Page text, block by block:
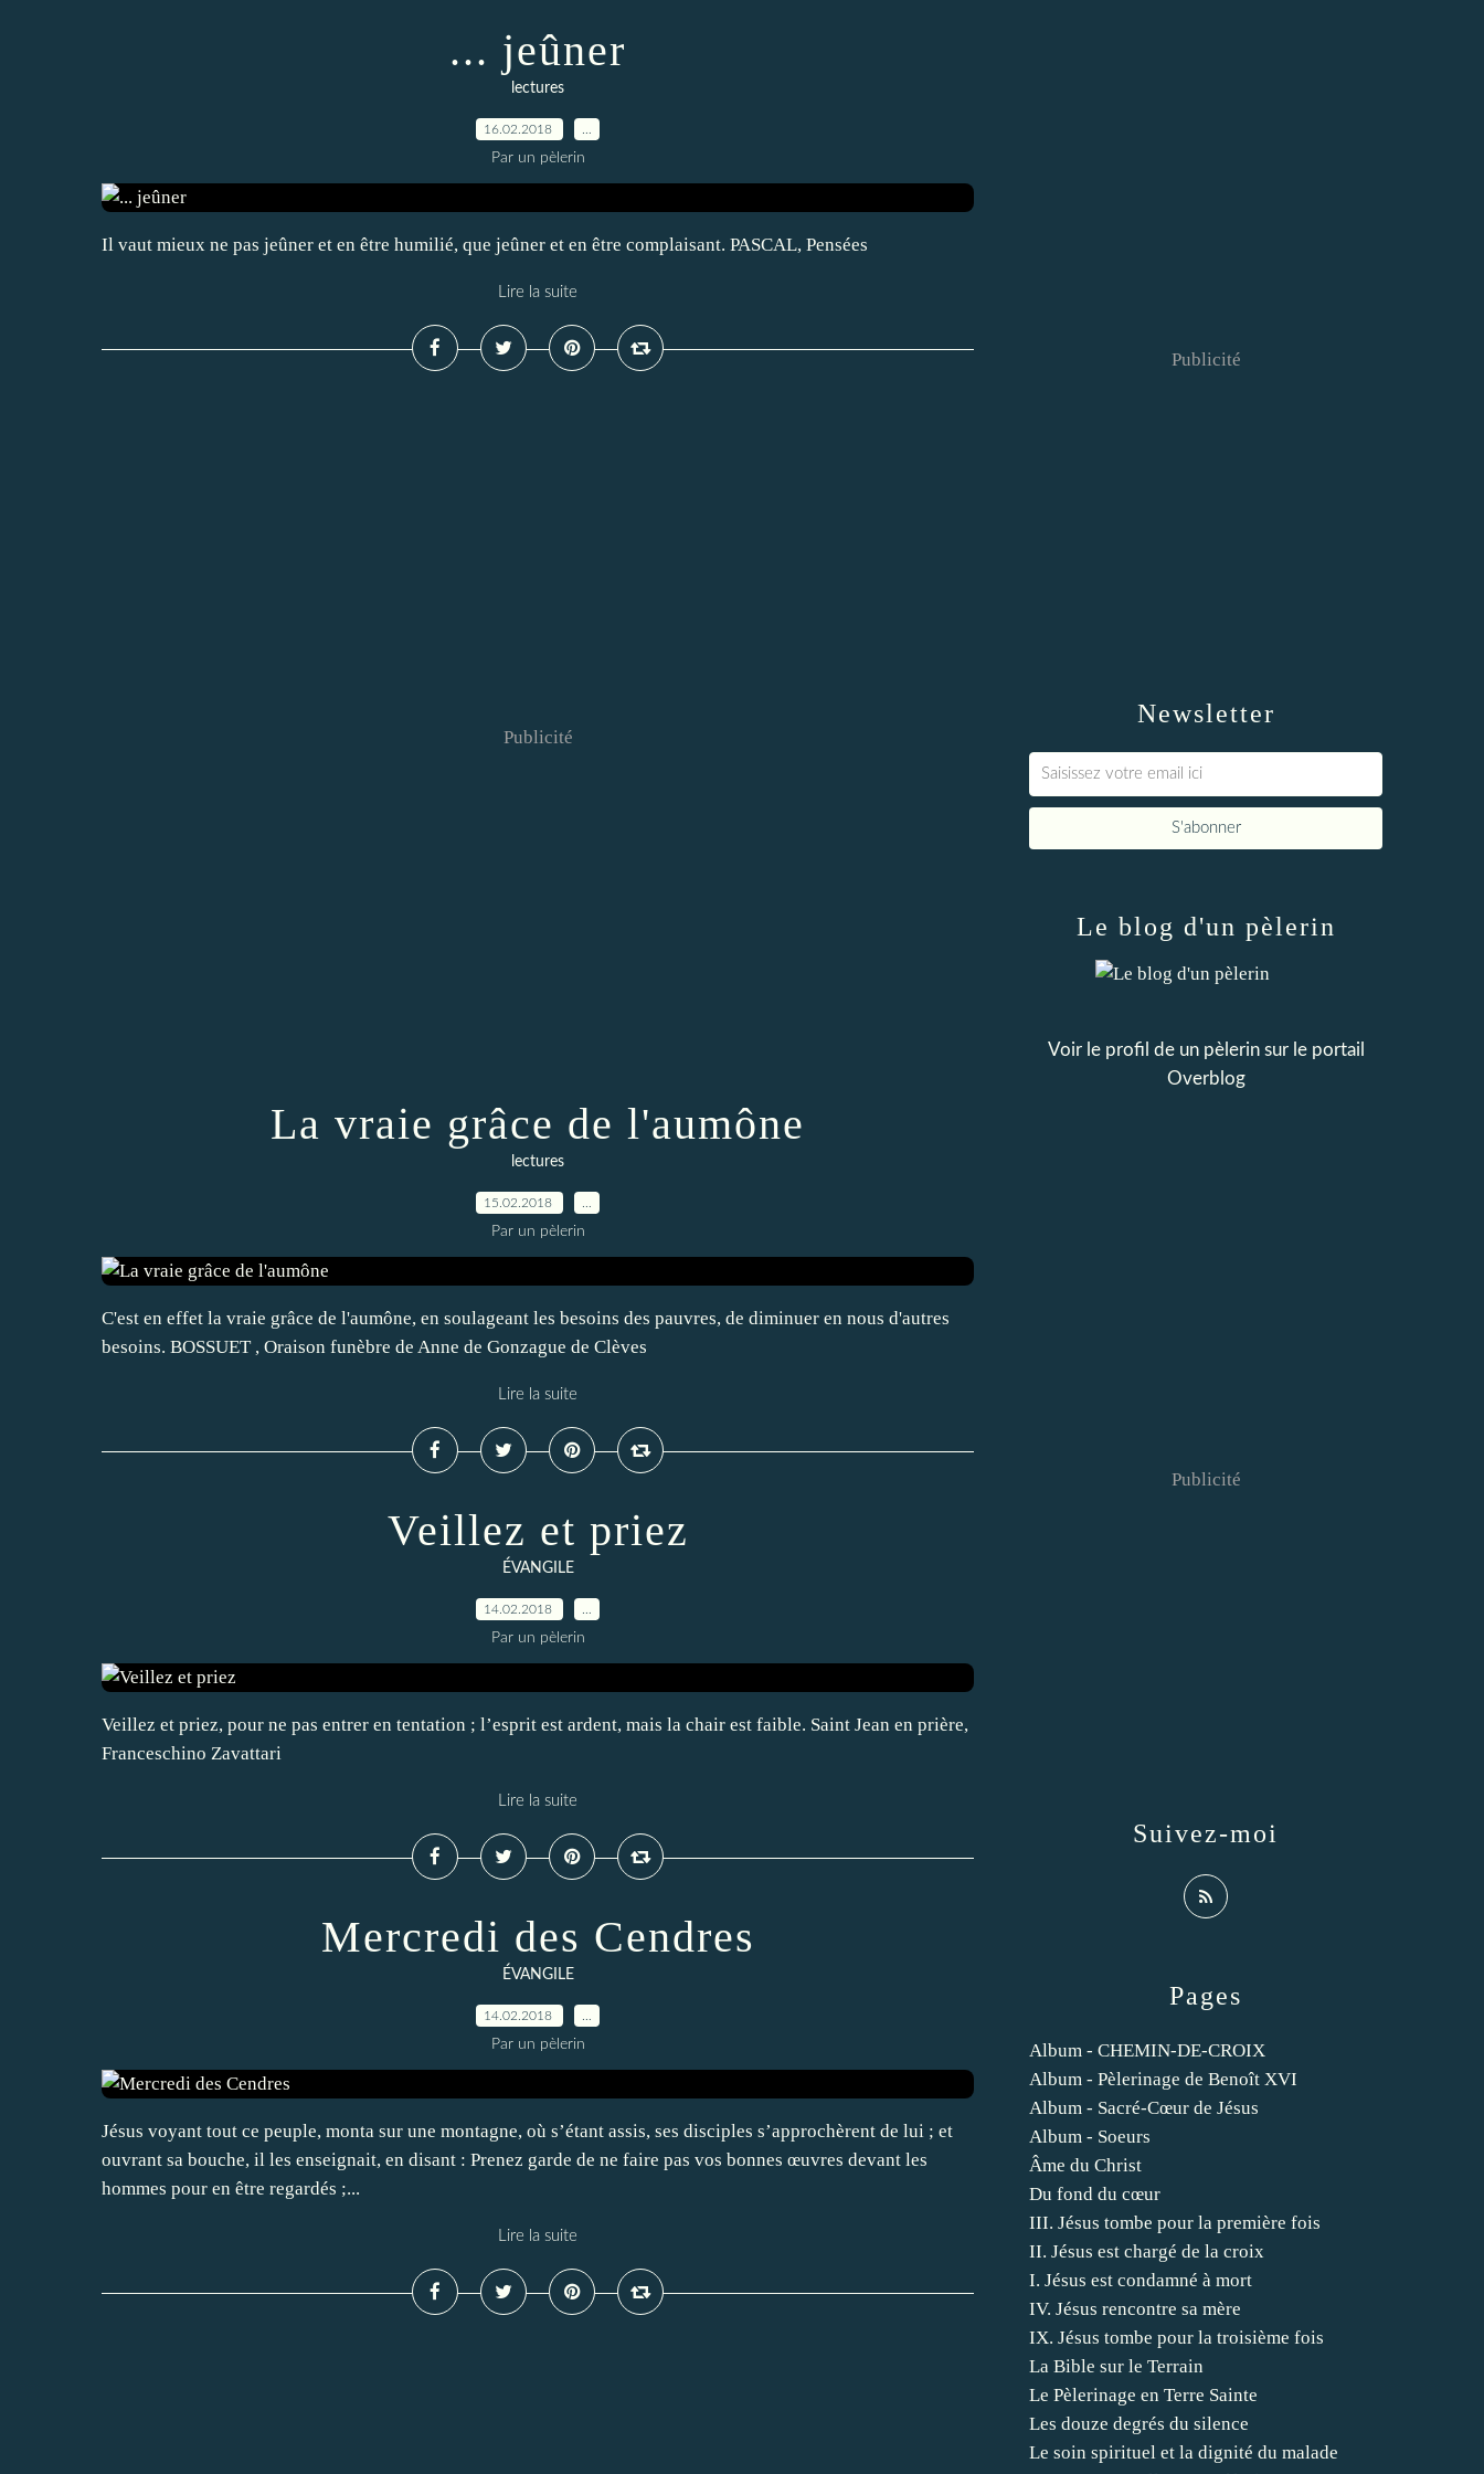
... jeûner
lectures
16.02.2018
Par un pèlerin
Il vaut mieux ne pas jeûner et en être humilié, que jeûner et en être complaisant. PASCAL, Pensées
Lire la suite
Publicité
La vraie grâce de l'aumône
lectures
15.02.2018
Par un pèlerin
C'est en effet la vraie grâce de l'aumône, en soulageant les besoins des pauvres, de diminuer en nous d'autres
besoins. BOSSUET , Oraison funèbre de Anne de Gonzague de Clèves
Lire la suite
Veillez et priez
ÉVANGILE
14.02.2018
Par un pèlerin
Veillez et priez, pour ne pas entrer en tentation ; l’esprit est ardent, mais la chair est faible. Saint Jean en prière,
Franceschino Zavattari
Lire la suite
Mercredi des Cendres
ÉVANGILE
14.02.2018
Par un pèlerin
Jésus voyant tout ce peuple, monta sur une montagne, où s’étant assis, ses disciples s’approchèrent de lui ; et
ouvrant sa bouche, il les enseignait, en disant : Prenez garde de ne faire pas vos bonnes œuvres devant les
hommes pour en être regardés ;...
Lire la suite
Newsletter
Publicité
Pages
Album - CHEMIN-DE-CROIX
Album - Pèlerinage de Benoît XVI
Album - Sacré-Cœur de Jésus
Album - Soeurs
Âme du Christ
Du fond du cœur
III. Jésus tombe pour la première fois
II. Jésus est chargé de la croix
I. Jésus est condamné à mort
IV. Jésus rencontre sa mère
IX. Jésus tombe pour la troisième fois
La Bible sur le Terrain
Le Pèlerinage en Terre Sainte
Les douze degrés du silence
Le soin spirituel et la dignité du malade
Le blog d'un pèlerin
Voir le profil de un pèlerinsur le portail
Overblog
Suivez-moi
Publicité